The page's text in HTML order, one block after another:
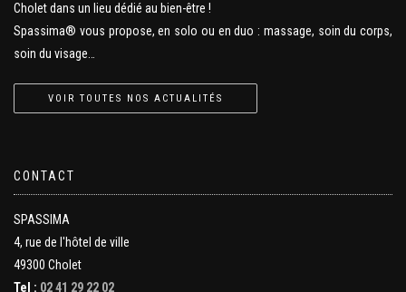
Cholet dans un lieu dédié au bien-être !
Spassima® vous propose, en solo ou en duo : massage, soin du corps,
soin du visage…
VOIR TOUTES NOS ACTUALITÉS
CONTACT
SPASSIMA
4, rue de l'hôtel de ville
49300 Cholet
Tel : 02 41 29 22 02